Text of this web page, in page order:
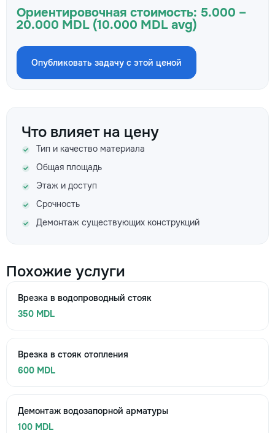
Ориентировочная стоимость: 5.000 –
20.000 MDL (10.000 MDL avg)
Опубликовать задачу с этой ценой
Что влияет на цену
Тип и качество материала
Общая площадь
Этаж и доступ
Срочность
Демонтаж существующих конструкций
Похожие услуги
Врезка в водопроводный стояк
350 MDL
Врезка в стояк отопления
600 MDL
Демонтаж водозапорной арматуры
100 MDL